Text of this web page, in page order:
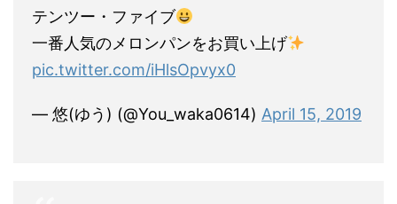
テンツー・ファイブ
一番人気のメロンパンをお買い上げ
pic.twitter.com/iHlsOpvyx0
— 悠(ゆう) (@You_waka0614) April 15, 2019